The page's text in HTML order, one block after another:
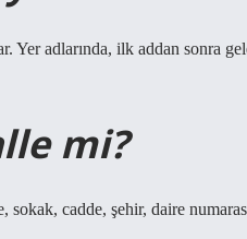
Yer adlarında, ilk addan sonra
mi?
cadde, şehir, daire